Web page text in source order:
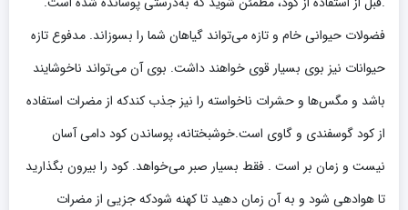
فضولات حیوانی خام و تازه می‌تواند گیاهان شما را بسوزاند. مدفوع تازه
حیوانات نیز بوی بسیار قوی خواهند داشت. بوی آن می‌تواند ناخوشایند
باشد و مگس‌ها و حشرات ناخواسته را نیز جذب کندکه از مضرات استفاده
از کود گوسفندی و گاوی است.خوشبختانه، پوساندن کود دامی آسان
نیست و زمان بر است . فقط بسیار صبر می‌خواهد. کود را بیرون بگذارید
تا هوادهی شود و به آن زمان دهید تا کهنه شودکه جزیی از مضرات